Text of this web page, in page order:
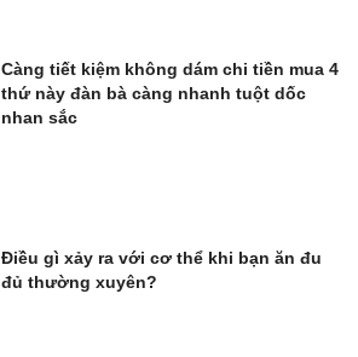
Càng tiết kiệm không dám chi tiền mua 4
thứ này đàn bà càng nhanh tuột dốc
nhan sắc
Điều gì xảy ra với cơ thể khi bạn ăn đu
đủ thường xuyên?